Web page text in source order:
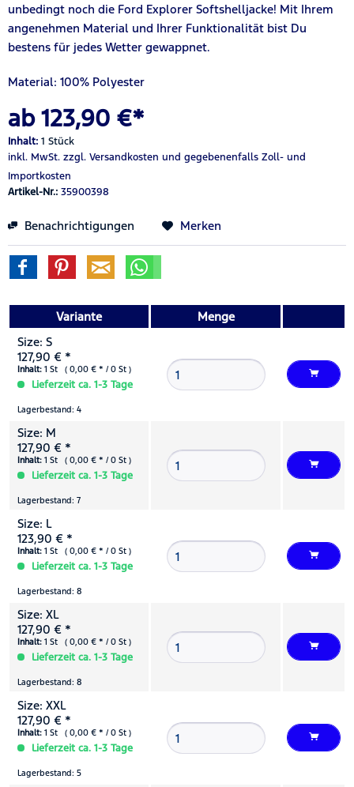
unbedingt noch die Ford Explorer Softshelljacke! Mit Ihrem
angenehmen Material und Ihrer Funktionalität bist Du
bestens für jedes Wetter gewappnet.
Material: 100% Polyester
ab 123,90 €*
Inhalt: 1 Stück
inkl. MwSt. zzgl. Versandkosten und gegebenenfalls Zoll- und
Importkosten
Artikel-Nr.: 35900398
Benachrichtigungen Merken
Variante
Menge
Size: S
127,90 € *
Inhalt: 1 St ( 0,00 € * / 0 St )
Lieferzeit ca. 1-3 Tage
Lagerbestand: 4
Size: M
127,90 € *
Inhalt: 1 St ( 0,00 € * / 0 St )
Lieferzeit ca. 1-3 Tage
Lagerbestand: 7
Size: L
123,90 € *
Inhalt: 1 St ( 0,00 € * / 0 St )
Lieferzeit ca. 1-3 Tage
Lagerbestand: 8
Size: XL
127,90 € *
Inhalt: 1 St ( 0,00 € * / 0 St )
Lieferzeit ca. 1-3 Tage
Lagerbestand: 8
Size: XXL
127,90 € *
Inhalt: 1 St ( 0,00 € * / 0 St )
Lieferzeit ca. 1-3 Tage
Lagerbestand: 5